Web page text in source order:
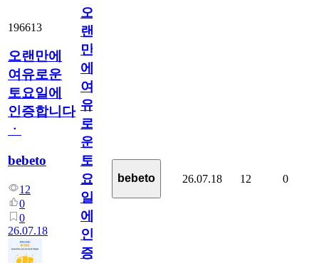
196613
오랜만에
여유로운
토요일에
인증합니다
ㆍ
bebeto
12
0
0
26.07.18
오
랜
만
에
여
유
로
운
토
요
일
에
인
증
bebeto 26.07.18 12 0